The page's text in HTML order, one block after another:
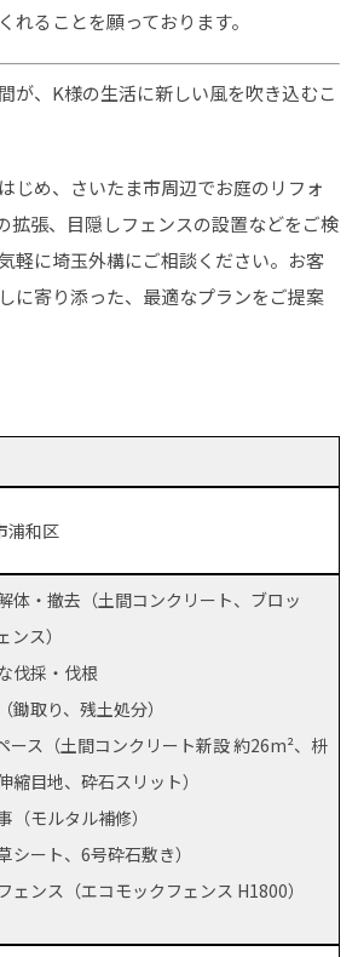
れることを願っております。
が、K様の生活に新しい風を吹き込むこ
じめ、さいたま市周辺でお庭のリフォ
拡張、目隠しフェンスの設置などをご検
軽に埼玉外構にご相談ください。お客
に寄り添った、最適なプランをご提案
浦和区
体・撤去（土間コンクリート、ブロッ
ンス）
伐採・伐根
鋤取り、残土処分）
ース（土間コンクリート新設 約26m²、枡
縮目地、砕石スリット）
（モルタル補修）
シート、6号砕石敷き）
ェンス（エコモックフェンス H1800）